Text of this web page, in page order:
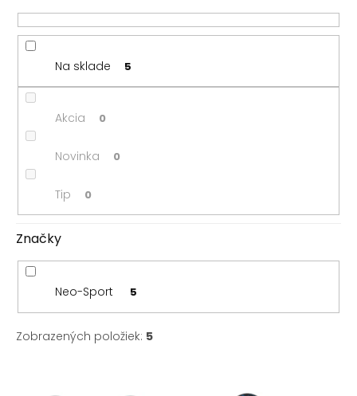
r
o
d
k
Abecedne
Na sklade 5
Akcia 0
Novinka 0
Tip 0
Značky
Neo-Sport 5
Zobrazených položiek: 5